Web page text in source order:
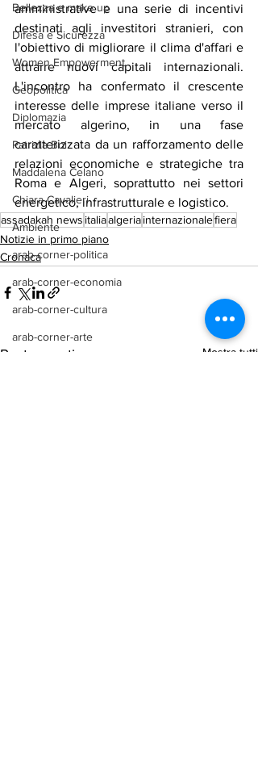
Bellezza e make up
Difesa e Sicurezza
Women Empowerment
Geopolitica
Diplomazia
Patrizia Boi
Maddalena Celano
Chiara Cavalieri
Ambiente
arab-corner-politica
arab-corner-economia
arab-corner-cultura
arab-corner-arte
amministrative e una serie di incentivi
destinati agli investitori stranieri, con
l'obiettivo di migliorare il clima d'affari e
attrarre nuovi capitali internazionali.
L'incontro ha confermato il crescente
interesse delle imprese italiane verso il
mercato algerino, in una fase
caratterizzata da un rafforzamento delle
relazioni economiche e strategiche tra
Roma e Algeri, soprattutto nei settori
energetico, infrastrutturale e logistico.
assadakah news italiaalgeriainternazionalefiera
Notizie in primo piano
Cronaca
Post recenti Mostra tutti